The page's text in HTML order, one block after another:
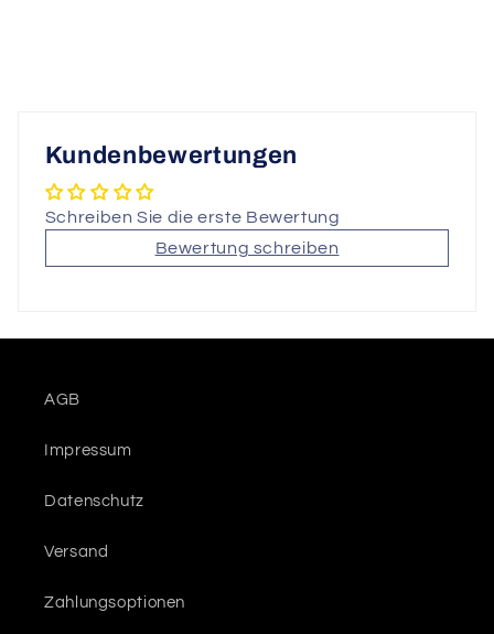
Kundenbewertungen
Schreiben Sie die erste Bewertung
Bewertung schreiben
AGB
Impressum
Datenschutz
Versand
Zahlungsoptionen